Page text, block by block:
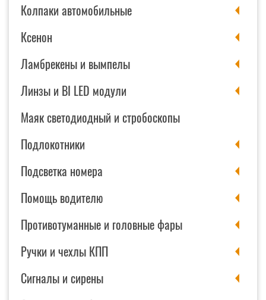
Колпаки автомобильные
Ксенон
Ламбрекены и вымпелы
Линзы и BI LED модули
Маяк светодиодный и стробоскопы
Подлокотники
Подсветка номера
Помощь водителю
Противотуманные и головные фары
Ручки и чехлы КПП
Сигналы и сирены